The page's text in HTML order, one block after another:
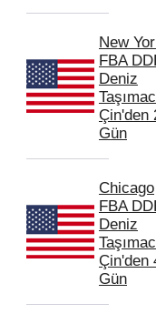
New
FBA
Deniz
Çin'den
Gün
Chicago
FBA
Deniz
Çin'den
Gün